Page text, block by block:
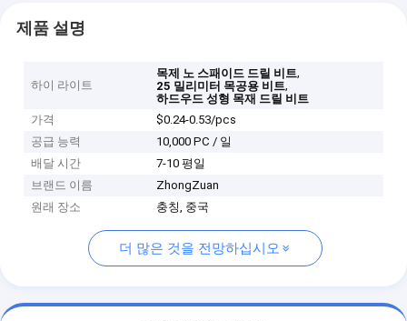
제품 설명
하이 라이트
목제 노 스패이드 드릴 비트,
25 밀리미터 목공용 비트,
하드우드 성형 목재 드릴 비트
가격
$0.24-0.53/pcs
공급 능력
10,000 PC / 일
배달 시간
7-10 평일
브랜드 이름
ZhongZuan
원래 장소
충칭, 중국
더 많은 것을 전망하십시오